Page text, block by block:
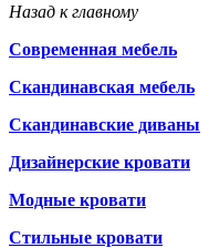
Назад к главному
Современная мебель
Скандинавская мебель
Скандинавские диваны
Дизайнерские кровати
Модные кровати
Стильные кровати